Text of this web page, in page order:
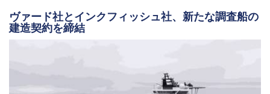
ヴァード社とインクフィッシュ社、新たな調査船の
建造契約を締結